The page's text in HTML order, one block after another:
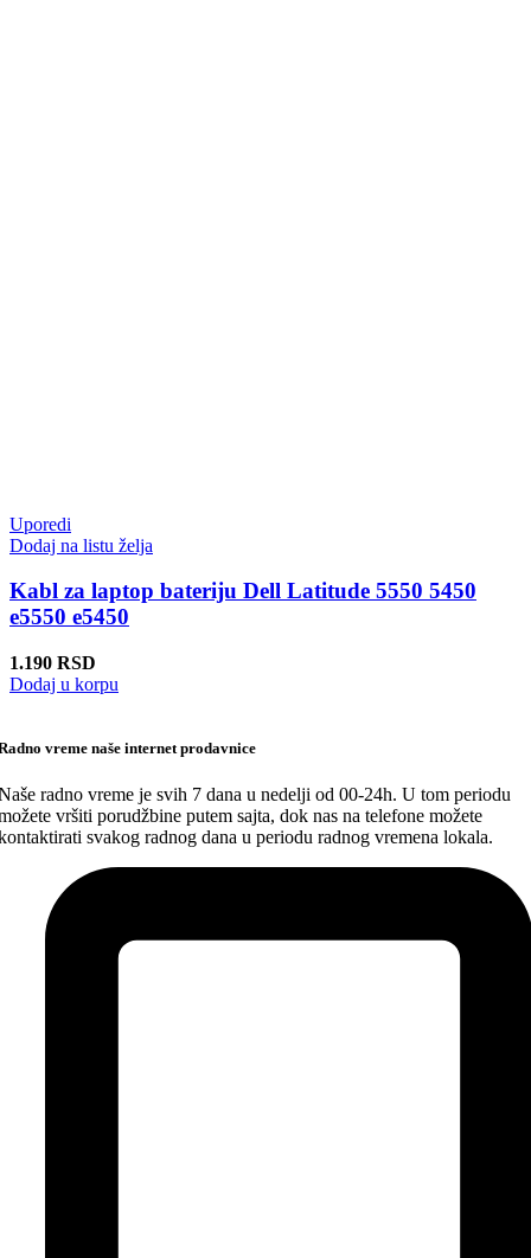
Uporedi
Dodaj na listu želja
Kabl za laptop bateriju Dell Latitude 5550 5450
e5550 e5450
1.190 RSD
Dodaj u korpu
vreme naše internet prodavnice
radno vreme je svih 7 dana u nedelji od 00-24h. U tom periodu
vršiti porudžbine putem sajta, dok nas na telefone možete
svakog radnog dana u periodu radnog vremena lokala.